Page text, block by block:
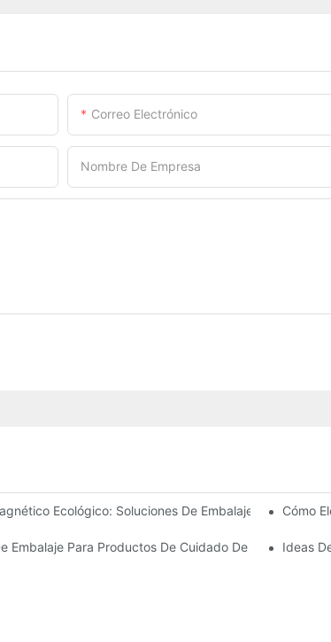
Correo Electrónico
Nombre De Empresa
Ecológico: Soluciones De Embalaje Sostenibles
Cómo
Embalaje Para Productos De Cuidado De La PielIdeas